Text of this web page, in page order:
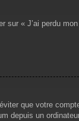
sur « J’ai perdu
que votre
depuis un